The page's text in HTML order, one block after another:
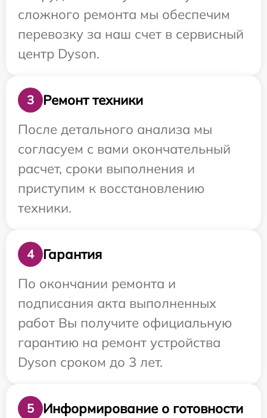
сложного ремонта мы обеспечим
перевозку за наш счет в сервисный
центр Dyson.
3
Ремонт техники
После детального анализа мы
согласуем с вами окончательный
расчет, сроки выполнения и
приступим к восстановлению
техники.
4
Гарантия
По окончании ремонта и
подписания акта выполненных
работ Вы получите официальную
гарантию на ремонт устройства
Dyson сроком до 3 лет.
5
Информирование о готовности